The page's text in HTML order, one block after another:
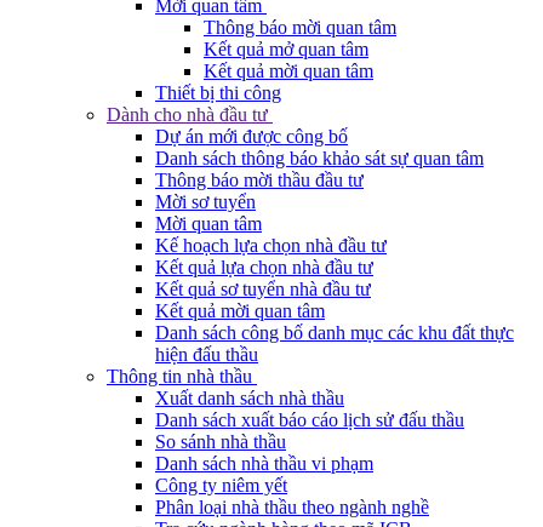
Mời quan tâm
Thông báo mời quan tâm
Kết quả mở quan tâm
Kết quả mời quan tâm
Thiết bị thi công
Dành cho nhà đầu tư
Dự án mới được công bố
Danh sách thông báo khảo sát sự quan tâm
Thông báo mời thầu đầu tư
Mời sơ tuyển
Mời quan tâm
Kế hoạch lựa chọn nhà đầu tư
Kết quả lựa chọn nhà đầu tư
Kết quả sơ tuyển nhà đầu tư
Kết quả mời quan tâm
Danh sách công bố danh mục các khu đất thực
hiện đấu thầu
Thông tin nhà thầu
Xuất danh sách nhà thầu
Danh sách xuất báo cáo lịch sử đấu thầu
So sánh nhà thầu
Danh sách nhà thầu vi phạm
Công ty niêm yết
Phân loại nhà thầu theo ngành nghề